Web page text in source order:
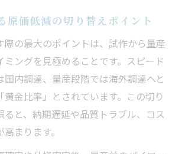
減を加速するスピード重視の調達術
と納期短縮を両立する仕組み作り
の鍵となる迅速な試作手配の重要
を両立させる調達の考え方
原価低減の切り替えポイント
際の最大のポイントは、試作から量産
ミングを見極めることです。スピード
国内調達、量産段階では海外調達へと
黄金比率」とされています。この切り
ると、納期遅延や品質トラブル、コス
まります。